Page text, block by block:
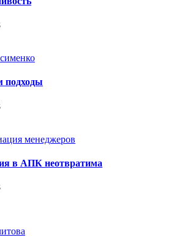
подходы
в АПК неотвратима